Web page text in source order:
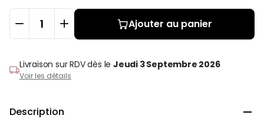
Ajouter au panier
Livraison sur RDVdès leJeudi 3 Septembre 2026
Voir les détails
Description 